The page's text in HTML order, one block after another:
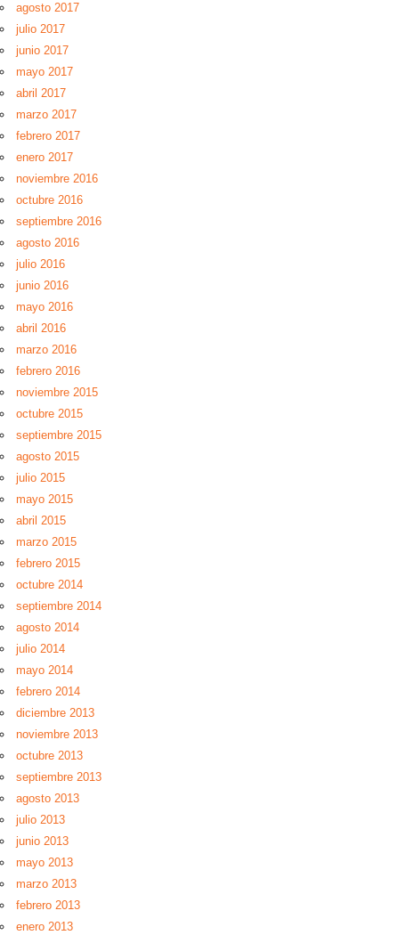
agosto 2017
julio 2017
junio 2017
mayo 2017
abril 2017
marzo 2017
febrero 2017
enero 2017
noviembre 2016
octubre 2016
septiembre 2016
agosto 2016
julio 2016
junio 2016
mayo 2016
abril 2016
marzo 2016
febrero 2016
noviembre 2015
octubre 2015
septiembre 2015
agosto 2015
julio 2015
mayo 2015
abril 2015
marzo 2015
febrero 2015
octubre 2014
septiembre 2014
agosto 2014
julio 2014
mayo 2014
febrero 2014
diciembre 2013
noviembre 2013
octubre 2013
septiembre 2013
agosto 2013
julio 2013
junio 2013
mayo 2013
marzo 2013
febrero 2013
enero 2013